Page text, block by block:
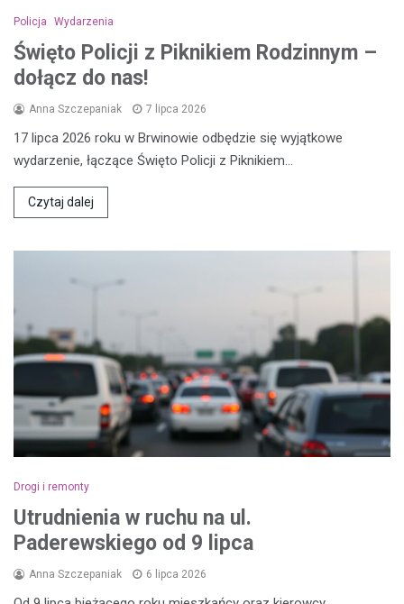
Policja Wydarzenia
Święto Policji z Piknikiem Rodzinnym –
dołącz do nas!
Anna Szczepaniak 7 lipca 2026
17 lipca 2026 roku w Brwinowie odbędzie się wyjątkowe
wydarzenie, łączące Święto Policji z Piknikiem…
Czytaj dalej
Drogi i remonty
Utrudnienia w ruchu na ul.
Paderewskiego od 9 lipca
Anna Szczepaniak 6 lipca 2026